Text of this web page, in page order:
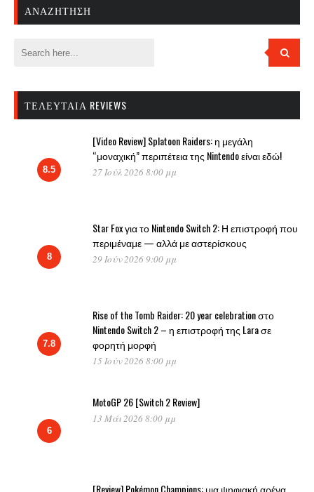
ΑΝΑΖΉΤΗΣΗ
ΤΕΛΕΥΤΑΊΑ REVIEWS
8.5
[Video Review] Splatoon Raiders: η μεγάλη
“μοναχική” περιπέτεια της Nintendo είναι εδώ!
27 Ιούλ 2026 8:00 μμ
8
Star Fox για το Nintendo Switch 2: Η επιστροφή που
περιμέναμε — αλλά με αστερίσκους
29 Ιούν 2026 9:00 μμ
7.8
Rise of the Tomb Raider: 20 year celebration στο
Nintendo Switch 2 – η επιστροφή της Lara σε
φορητή μορφή
15 Ιούν 2026 8:00 μμ
6
MotoGP 26 [Switch 2 Review]
13 Μάι 2026 8:00 μμ
[Review] Pokémon Champions: μια ψηφιακή αρένα,